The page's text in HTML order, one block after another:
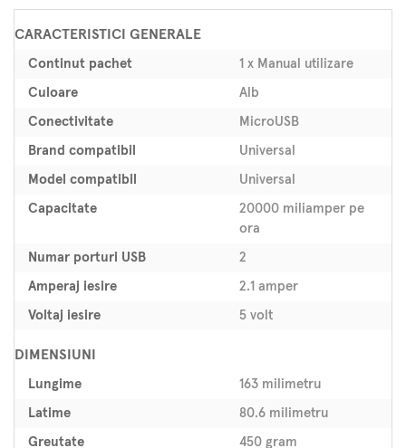
CARACTERISTICI GENERALE
Continut pachet 1 x Manual utilizare
Culoare Alb
Conectivitate MicroUSB
Brand compatibil Universal
Model compatibil Universal
Capacitate
20000 miliamper pe
ora
Numar porturi USB 2
Amperaj iesire 2.1 amper
Voltaj iesire 5 volt
DIMENSIUNI
Lungime 163 milimetru
Latime 80.6 milimetru
Greutate 450 gram